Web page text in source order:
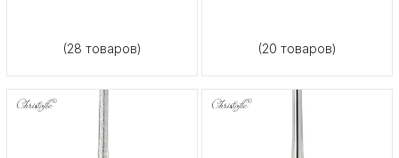
(28 товаров) (20 товаров)